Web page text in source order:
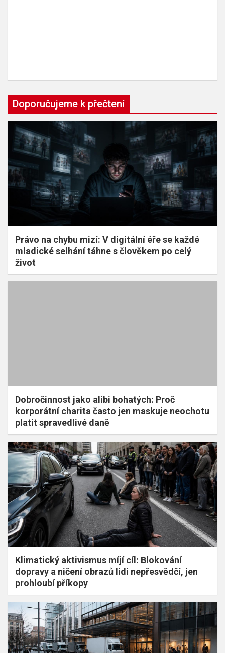
Doporučujeme k přečtení
Právo na chybu mizí: V digitální éře se každé
mladické selhání táhne s člověkem po celý
život
Dobročinnost jako alibi bohatých: Proč
korporátní charita často jen maskuje neochotu
platit spravedlivé daně
Klimatický aktivismus míjí cíl: Blokování
dopravy a ničení obrazů lidi nepřesvědčí, jen
prohloubí příkopy